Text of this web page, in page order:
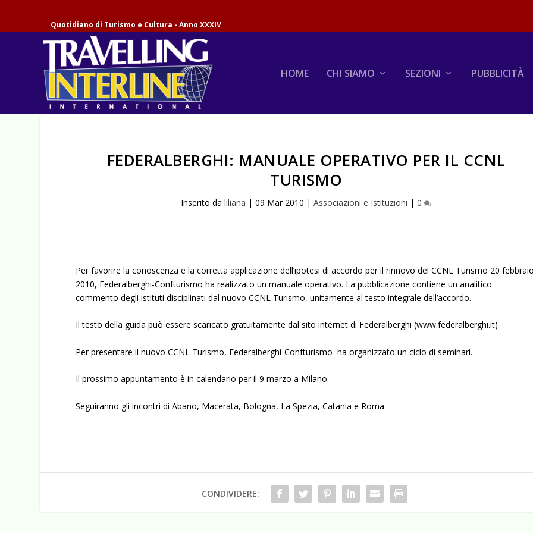
Quotidiano di Turismo e Cultura - Anno XXXIV
HOME CHI SIAMO SEZIONI PUBBLICITÀ
FEDERALBERGHI: MANUALE OPERATIVO PER IL CCNL
TURISMO
Inserito daliliana |09 Mar 2010 |Associazioni e Istituzioni |0
Per favorire la conoscenza e la corretta applicazione dell’ipotesi di accordo per il rinnovo del CCNL Turismo 20
2010, Federalberghi-Confturismo ha realizzato un manuale operativo. La pubblicazione contiene un analitico
commento degli istituti disciplinati dal nuovo CCNL Turismo, unitamente al testo integrale dell’accordo.
Il testo della guida può essere scaricato gratuitamente dal sito internet di Federalberghi (www.federalberghi.it)
Per presentare il nuovo CCNL Turismo, Federalberghi-Confturismo ha organizzato un ciclo di seminari.
Il prossimo appuntamento è in calendario per il 9 marzo a Milano.
Seguiranno gli incontri di Abano, Macerata, Bologna, La Spezia, Catania e Roma.
CONDIVIDERE: